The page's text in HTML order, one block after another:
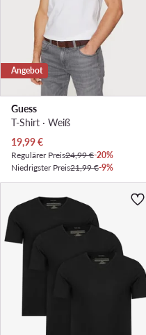
Angebot
Guess
T-Shirt · Weiß
Aktueller Preis
19,99€
Regulärer Preis24,99 €-20%
Niedrigster Preis21,99 €-9%